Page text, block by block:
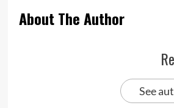
About The Author
See